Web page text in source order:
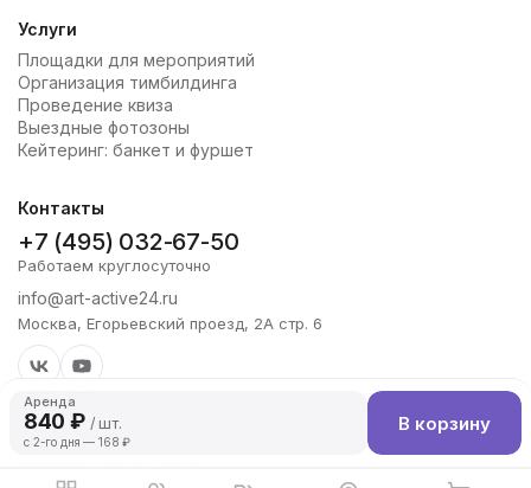
Аренда
840 ₽ / шт.
с 2-го дня — 168 ₽
В корзину
Услуги
Площадки для мероприятий
Организация тимбилдинга
Проведение квиза
Выездные фотозоны
Кейтеринг: банкет и фуршет
Контакты
+7 (495) 032-67-50
Работаем круглосуточно
info@art-active24.ru
Москва, Егорьевский проезд, 2А стр. 6